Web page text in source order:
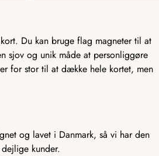
Du kan bruge flag magneter til at
sjov og unik måde at personliggøre
for stor til at dække hele kortet, men
og lavet i Danmark, så vi har den
kunder.